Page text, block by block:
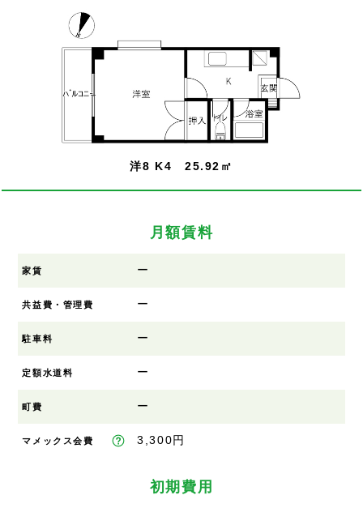
洋8 K4 25.92㎡
月額賃料
家賃 ー
共益費・管理費 ー
駐車料 ー
定額水道料 ー
町費 ー
マメックス会費 3,300円
初期費用